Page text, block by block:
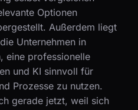
Optionen
Außerdem liegt
Unternehmen in
eine professionelle
und KI sinnvoll für
Prozesse zu nutzen.
gerade jetzt, weil sich